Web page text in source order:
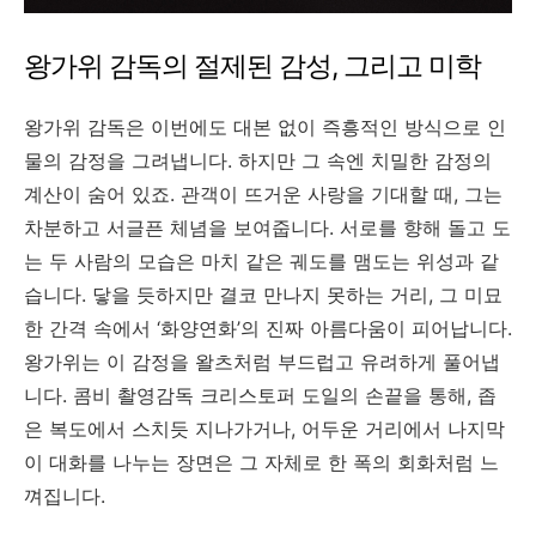
왕가위 감독의 절제된 감성, 그리고 미학
왕가위 감독은 이번에도 대본 없이 즉흥적인 방식으로 인
물의 감정을 그려냅니다. 하지만 그 속엔 치밀한 감정의
계산이 숨어 있죠. 관객이 뜨거운 사랑을 기대할 때, 그는
차분하고 서글픈 체념을 보여줍니다. 서로를 향해 돌고 도
는 두 사람의 모습은 마치 같은 궤도를 맴도는 위성과 같
습니다. 닿을 듯하지만 결코 만나지 못하는 거리, 그 미묘
한 간격 속에서 ‘화양연화’의 진짜 아름다움이 피어납니다.
왕가위는 이 감정을 왈츠처럼 부드럽고 유려하게 풀어냅
니다. 콤비 촬영감독 크리스토퍼 도일의 손끝을 통해, 좁
은 복도에서 스치듯 지나가거나, 어두운 거리에서 나지막
이 대화를 나누는 장면은 그 자체로 한 폭의 회화처럼 느
껴집니다.